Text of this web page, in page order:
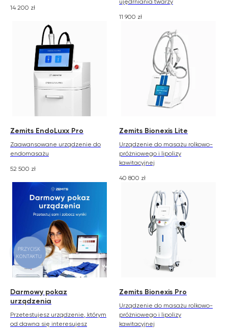
14 200 zł
ujędrniania twarzy
11 900 zł
Zemits EndoLuxx Pro
Zaawansowane urządzenie do
endomasażu
52 500 zł
Zemits Bionexis Lite
Urządzenie do masażu rolkowo-
próżniowego i lipolizy
kawitacyjnej
40 800 zł
Darmowy pokaz
urządzenia
Przetestujesz urządzenie, którym
od dawna się interesujesz
Zemits Bionexis Pro
Urządzenie do masażu rolkowo-
próżniowego i lipolizy
kawitacyjnej
PRZYCISK
KONTAKTU